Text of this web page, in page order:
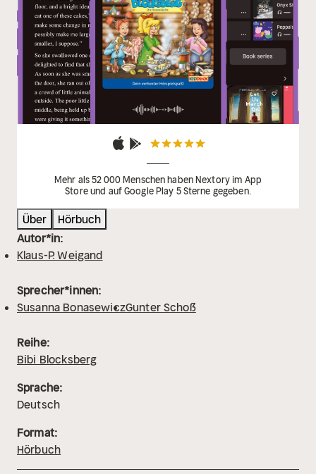
Mehr als 52 000 Menschen haben Nextory im App
Store und auf Google Play 5 Sterne gegeben.
Über
Hörbuch
Autor*in:
Klaus-P. Weigand
Sprecher*innen:
Susanna BonasewiczGunter Schoß
Reihe:
Bibi Blocksberg
Sprache:
Deutsch
Format:
Hörbuch